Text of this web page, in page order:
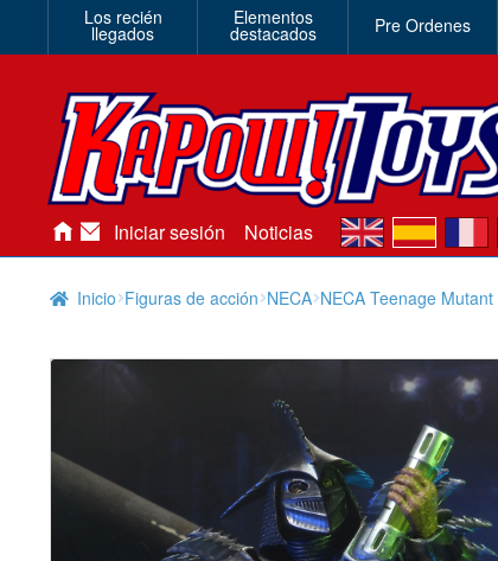
Los recién
llegados
Elementos
destacados Pre Ordenes
Iniciar sesión Noticias en es
Inicio Figuras de acción NECA NECA Teenage